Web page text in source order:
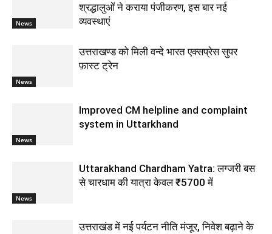
News
श्रद्धालुओं ने कराया पंजीकरण, इस बार नई
व्यवस्थाएं
News
उत्तराखण्ड को मिली वन्दे भारत एक्सप्रेस सुपर
फ़ास्ट ट्रेन
News
Improved CM helpline and complaint
system in Uttarkhand
News
Uttarakhand Chardham Yatra: लग्जरी बस
से चारधाम की यात्रा केवल ₹5700 में
उत्तराखंड में नई पर्यटन नीति मंजूर, निवेश बढ़ाने के